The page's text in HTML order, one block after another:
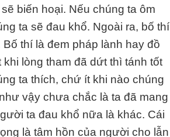
biến hoại. Nếu chúng ta ôm
ta sẽ đau khổ. Ngoài ra, bố thí
thí là đem pháp lành hay đồ
lòng tham đã dứt thì tánh tốt
ta thích, chứ ít khi nào chúng
vậy chưa chắc là ta đã mang
ta đau khổ nữa là khác. Cái
là tâm hồn của người cho lẫn